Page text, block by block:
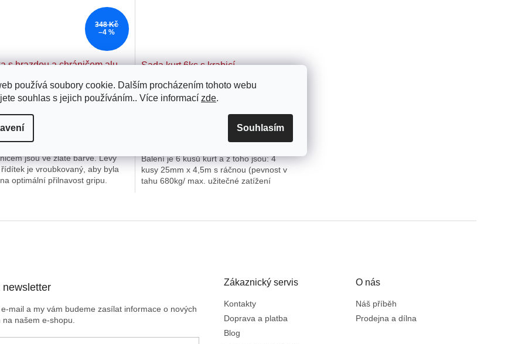
používá soubory cookie. Dalším procházením tohoto webu
souhlas s jejich používáním.. Více informací zde.
Souhlasím
348 Kč
–4 %
s hrazdou a chráničem alu
Není skladem
jsou ve zlaté barvě. Levý
je vroubkovaný, aby byla
optimální přilnavost gripu.
Sada kurt 6ks s krabicí
Balení je 6 kusů kurt a z toho jsou: 4
kusy 25mm x 4,5m s ráčnou (pevnost v
tahu 680kg/ max. užitečné zatížení
mail a my vám budeme zasílat informace o nových
našem e-shopu.
Zákaznický servis
Kontakty
Doprava a platba
Blog
O nás
Náš příběh
Prodejna a dílna